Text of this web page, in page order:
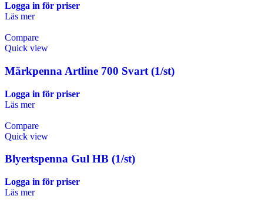
Logga in för priser
Läs mer
Compare
Quick view
Märkpenna Artline 700 Svart (1/st)
Logga in för priser
Läs mer
Compare
Quick view
Blyertspenna Gul HB (1/st)
Logga in för priser
Läs mer